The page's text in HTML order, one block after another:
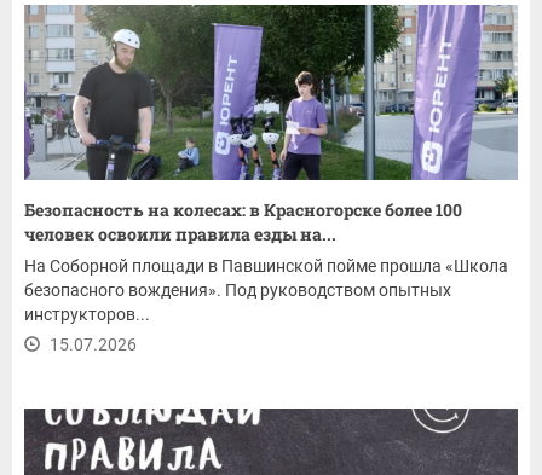
Безопасность на колесах: в Красногорске более 100
человек освоили правила езды на...
На Соборной площади в Павшинской пойме прошла «Школа
безопасного вождения». Под руководством опытных
инструкторов...
15.07.2026